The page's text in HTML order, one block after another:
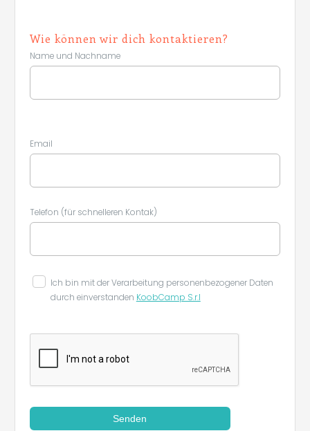
Wie können wir dich kontaktieren?
Name und Nachname
Email
Telefon (für schnelleren Kontak)
Ich bin mit der Verarbeitung personenbezogener Daten
durch einverstanden KoobCamp S.r.l
Senden